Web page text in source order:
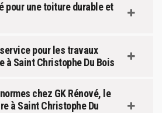
pour une toiture durable et
pour les travaux
à Saint Christophe Du Bois
chez GK Rénové, le
à Saint Christophe Du